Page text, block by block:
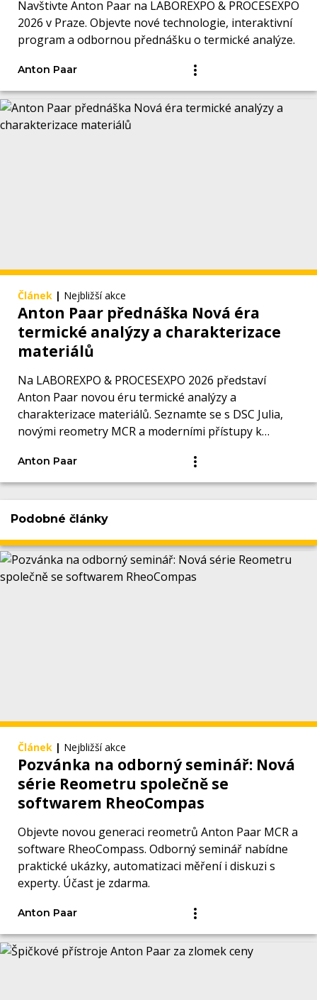
Navštivte Anton Paar na LABOREXPO & PROCESEXPO
2026 v Praze. Objevte nové technologie, interaktivní
program a odbornou přednášku o termické analýze.
Anton Paar
Článek | Nejbližší akce
Anton Paar přednáška Nová éra
termické analýzy a charakterizace
materiálů
Na LABOREXPO & PROCESEXPO 2026 představí
Anton Paar novou éru termické analýzy a
charakterizace materiálů. Seznamte se s DSC Julia,
novými reometry MCR a moderními přístupy k
Anton Paar
Podobné články
Článek | Nejbližší akce
Pozvánka na odborný seminář: Nová
série Reometru společně se
softwarem RheoCompas
Objevte novou generaci reometrů Anton Paar MCR a
software RheoCompass. Odborný seminář nabídne
praktické ukázky, automatizaci měření i diskuzi s
experty. Účast je zdarma.
Anton Paar